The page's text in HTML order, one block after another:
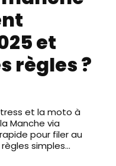
et
règles ?
et la moto à
Manche via
pour filer au
règles simples…